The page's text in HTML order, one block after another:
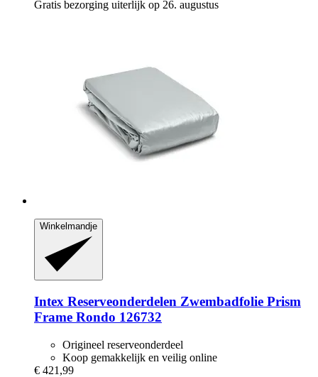
Gratis bezorging uiterlijk op 26. augustus
Winkelmandje
Intex Reserveonderdelen Zwembadfolie Prism
Frame Rondo 126732
Origineel reserveonderdeel
Koop gemakkelijk en veilig online
€ 421,99